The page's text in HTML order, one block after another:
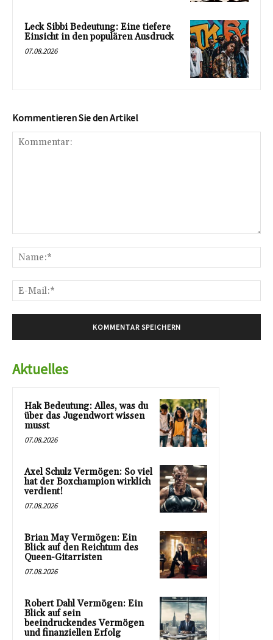
Leck Sibbi Bedeutung: Eine tiefere
Einsicht in den populären Ausdruck
07.08.2026
Kommentieren Sie den Artikel
Aktuelles
Hak Bedeutung: Alles, was du
über das Jugendwort wissen
musst
07.08.2026
Axel Schulz Vermögen: So viel
hat der Boxchampion wirklich
verdient!
07.08.2026
Brian May Vermögen: Ein
Blick auf den Reichtum des
Queen-Gitarristen
07.08.2026
Robert Dahl Vermögen: Ein
Blick auf sein
beeindruckendes Vermögen
und finanziellen Erfolg